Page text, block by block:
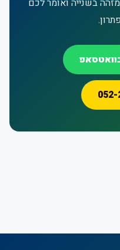
בשנייה ואומר לכם